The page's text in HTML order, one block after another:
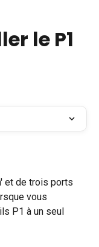
le P1
et de trois ports
vous
P1 à un seul